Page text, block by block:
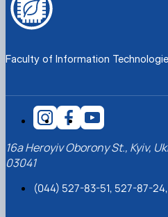
Faculty of Information
16a Heroyiv Oborony St., Kyiv,
03041
(044) 527-83-51, 527-87-